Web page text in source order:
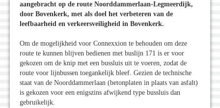
aangebracht op de route Noorddammerlaan-Legmeerdijk,
door Bovenkerk, met als doel het verbeteren van de
leefbaarheid en verkeersveiligheid in Bovenkerk.
Om de mogelijkheid voor Connexxion te behouden om deze
route te kunnen blijven bedienen met buslijn 171 is er voor
gekozen om de knip met een bussluis uit te voeren, zodat de
route voor lijnbussen toegankelijk bleef. Gezien de technische
staat van de Noorddammerlaan (betonplaten in plaats van asfalt)
is gekozen voor een enigszins afwijkend type bussluis dan
gebruikelijk.